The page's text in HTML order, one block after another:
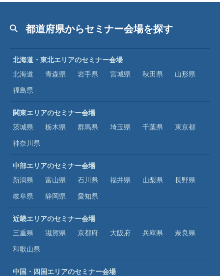
都道府県からセミナー会場を探す
北海道・東北エリアのセミナー会場
北海道
青森県 岩手県 宮城県 秋田県
山形県
福島県
関東エリアのセミナー会場
茨城県
栃木県 群馬県 埼玉県 千葉県
東京都
神奈川県
中部エリアのセミナー会場
新潟県
富山県 石川県 福井県 山梨県
長野県
岐阜県
静岡県 愛知県
近畿エリアのセミナー会場
三重県
滋賀県 京都府 大阪府 兵庫県
奈良県
和歌山県
中国・四国エリアのセミナー会場